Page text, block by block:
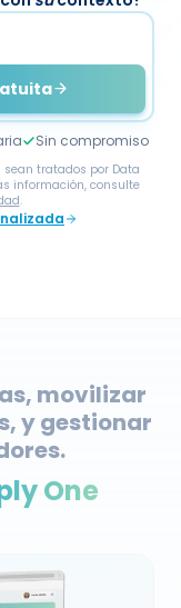
Sin compromiso
tratados por Data
.
y gestionar
One